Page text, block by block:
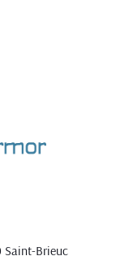
Saint-Brieuc